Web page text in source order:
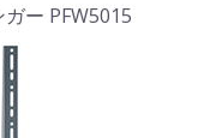
ー PFW5015